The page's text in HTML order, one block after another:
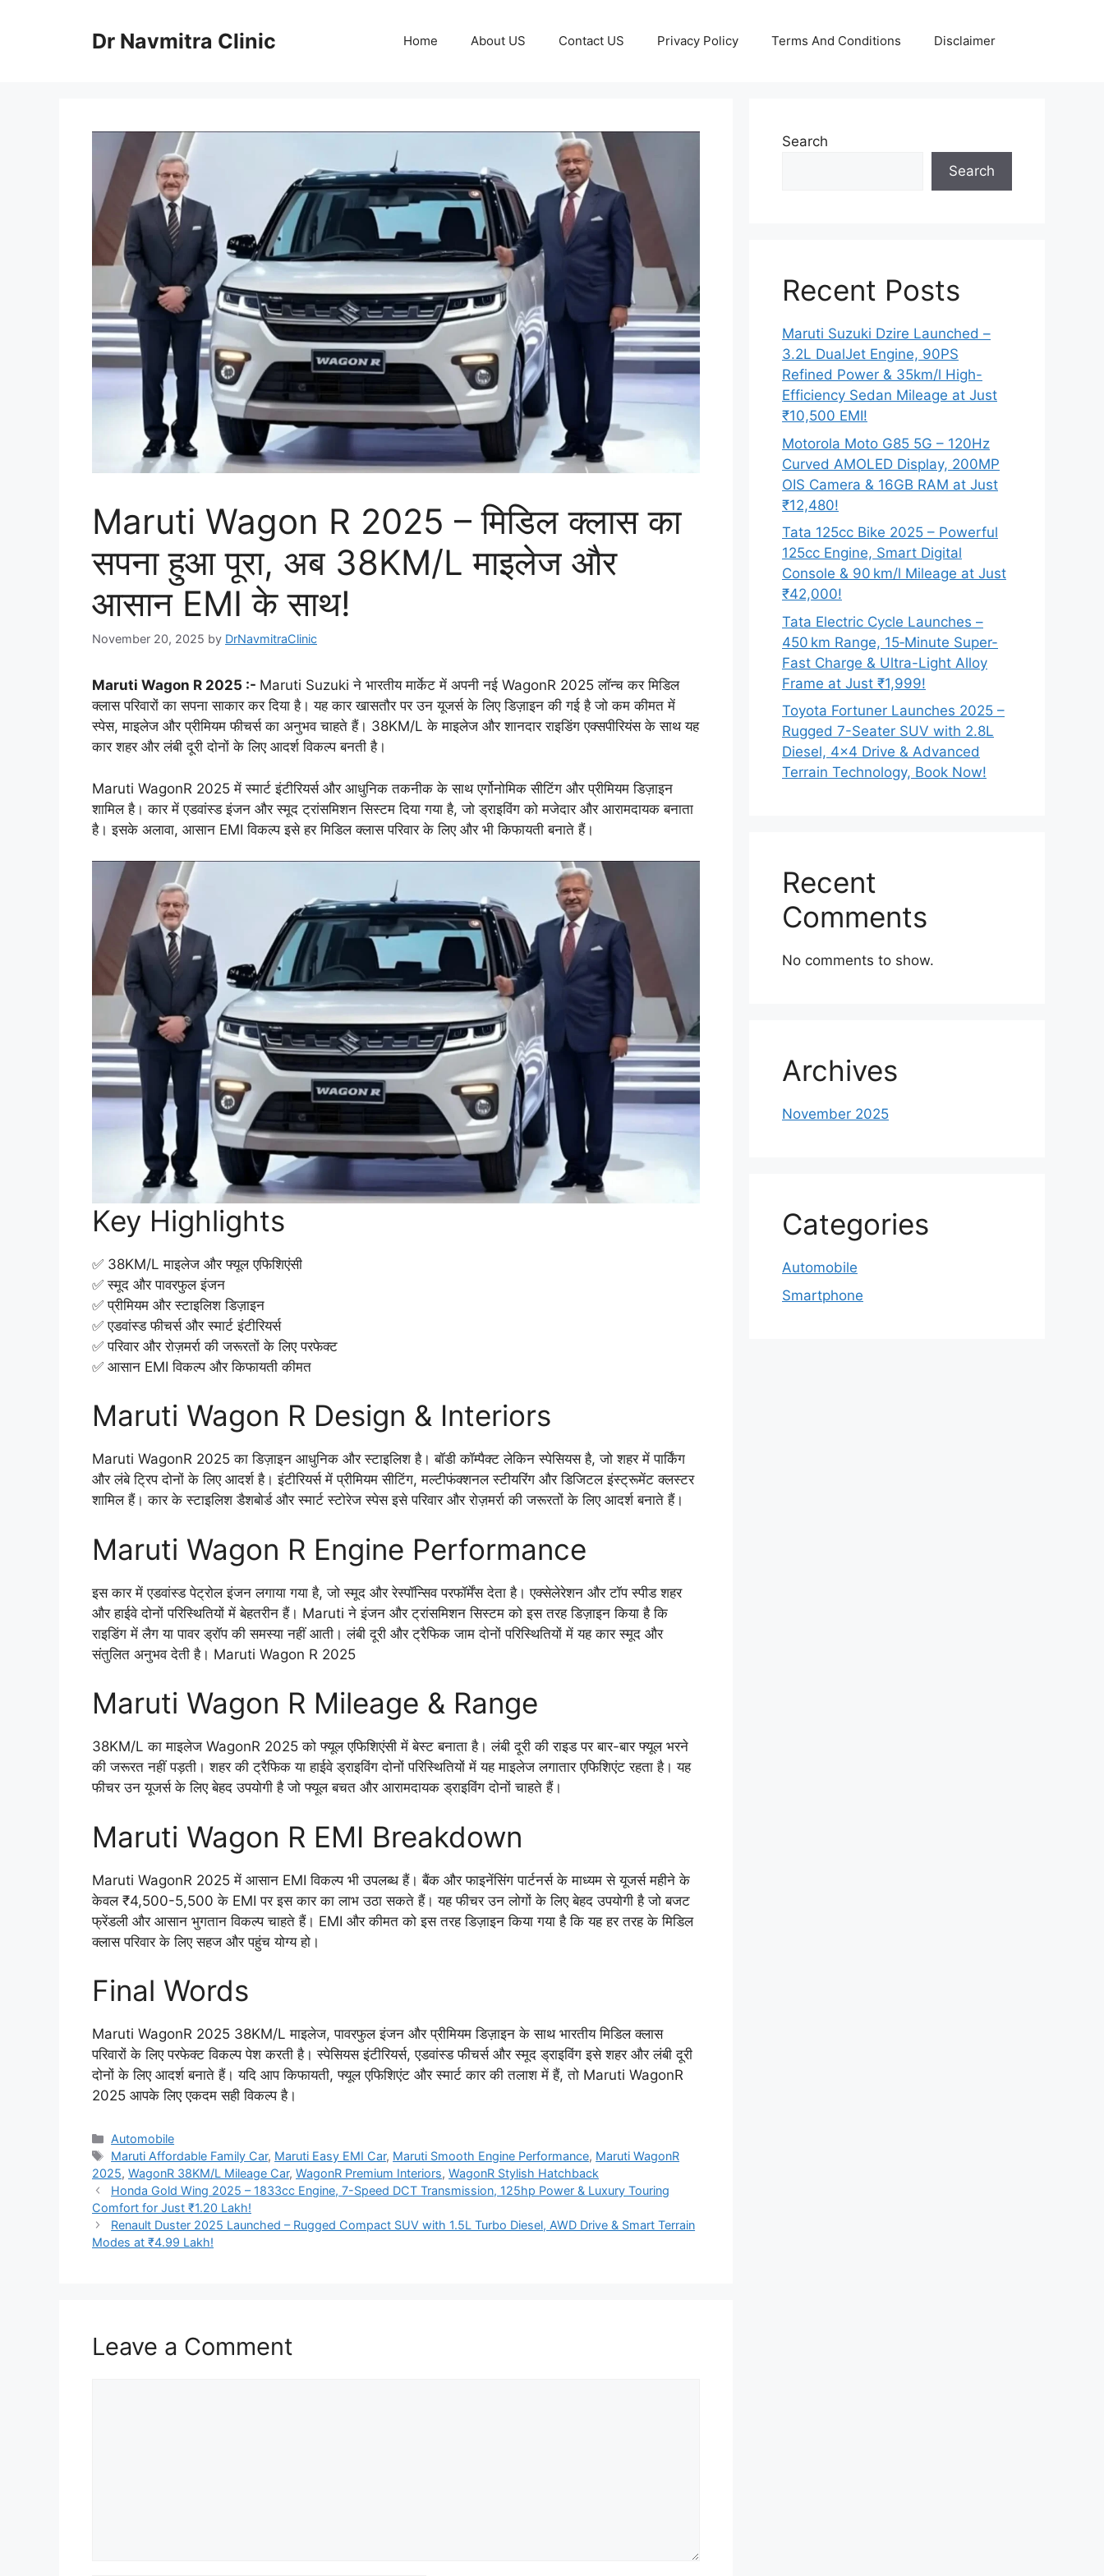
Dr Navmitra Clinic Home About US Contact US Privacy Policy Terms And Conditions Disclaimer
Maruti Wagon R 2025 – मिडिल क्लास का
सपना हुआ पूरा, अब 38KM/L माइलेज और
आसान EMI के साथ!
November 20, 2025 by DrNavmitraClinic
Maruti Wagon R 2025 :- Maruti Suzuki ने भारतीय मार्केट में अपनी नई WagonR 2025 लॉन्च कर मिडिल
क्लास परिवारों का सपना साकार कर दिया है। यह कार खासतौर पर उन यूजर्स के लिए डिज़ाइन की गई है जो कम कीमत में
स्पेस, माइलेज और प्रीमियम फीचर्स का अनुभव चाहते हैं। 38KM/L के माइलेज और शानदार राइडिंग एक्सपीरियंस के साथ यह
कार शहर और लंबी दूरी दोनों के लिए आदर्श विकल्प बनती है।
Maruti WagonR 2025 में स्मार्ट इंटीरियर्स और आधुनिक तकनीक के साथ एर्गोनोमिक सीटिंग और प्रीमियम डिज़ाइन
शामिल है। कार में एडवांस्ड इंजन और स्मूद ट्रांसमिशन सिस्टम दिया गया है, जो ड्राइविंग को मजेदार और आरामदायक बनाता
है। इसके अलावा, आसान EMI विकल्प इसे हर मिडिल क्लास परिवार के लिए और भी किफायती बनाते हैं।
Key Highlights
✅ 38KM/L माइलेज और फ्यूल एफिशिएंसी
✅ स्मूद और पावरफुल इंजन
✅ प्रीमियम और स्टाइलिश डिज़ाइन
✅ एडवांस्ड फीचर्स और स्मार्ट इंटीरियर्स
✅ परिवार और रोज़मर्रा की जरूरतों के लिए परफेक्ट
✅ आसान EMI विकल्प और किफायती कीमत
Maruti Wagon R Design & Interiors
Maruti WagonR 2025 का डिज़ाइन आधुनिक और स्टाइलिश है। बॉडी कॉम्पैक्ट लेकिन स्पेसियस है, जो शहर में पार्किंग
और लंबे ट्रिप दोनों के लिए आदर्श है। इंटीरियर्स में प्रीमियम सीटिंग, मल्टीफंक्शनल स्टीयरिंग और डिजिटल इंस्ट्रूमेंट क्लस्टर
शामिल हैं। कार के स्टाइलिश डैशबोर्ड और स्मार्ट स्टोरेज स्पेस इसे परिवार और रोज़मर्रा की जरूरतों के लिए आदर्श बनाते हैं।
Maruti Wagon R Engine Performance
इस कार में एडवांस्ड पेट्रोल इंजन लगाया गया है, जो स्मूद और रेस्पॉन्सिव परफॉर्मेंस देता है। एक्सेलेरेशन और टॉप स्पीड शहर
और हाईवे दोनों परिस्थितियों में बेहतरीन हैं। Maruti ने इंजन और ट्रांसमिशन सिस्टम को इस तरह डिज़ाइन किया है कि
राइडिंग में लैग या पावर ड्रॉप की समस्या नहीं आती। लंबी दूरी और ट्रैफिक जाम दोनों परिस्थितियों में यह कार स्मूद और
संतुलित अनुभव देती है। Maruti Wagon R 2025
Maruti Wagon R Mileage & Range
38KM/L का माइलेज WagonR 2025 को फ्यूल एफिशिएंसी में बेस्ट बनाता है। लंबी दूरी की राइड पर बार-बार फ्यूल भरने
की जरूरत नहीं पड़ती। शहर की ट्रैफिक या हाईवे ड्राइविंग दोनों परिस्थितियों में यह माइलेज लगातार एफिशिएंट रहता है। यह
फीचर उन यूजर्स के लिए बेहद उपयोगी है जो फ्यूल बचत और आरामदायक ड्राइविंग दोनों चाहते हैं।
Maruti Wagon R EMI Breakdown
Maruti WagonR 2025 में आसान EMI विकल्प भी उपलब्ध हैं। बैंक और फाइनेंसिंग पार्टनर्स के माध्यम से यूजर्स महीने के
केवल ₹4,500-5,500 के EMI पर इस कार का लाभ उठा सकते हैं। यह फीचर उन लोगों के लिए बेहद उपयोगी है जो बजट
फ्रेंडली और आसान भुगतान विकल्प चाहते हैं। EMI और कीमत को इस तरह डिज़ाइन किया गया है कि यह हर तरह के मिडिल
क्लास परिवार के लिए सहज और पहुंच योग्य हो।
Final Words
Maruti WagonR 2025 38KM/L माइलेज, पावरफुल इंजन और प्रीमियम डिज़ाइन के साथ भारतीय मिडिल क्लास
परिवारों के लिए परफेक्ट विकल्प पेश करती है। स्पेसियस इंटीरियर्स, एडवांस्ड फीचर्स और स्मूद ड्राइविंग इसे शहर और लंबी दूरी
दोनों के लिए आदर्श बनाते हैं। यदि आप किफायती, फ्यूल एफिशिएंट और स्मार्ट कार की तलाश में हैं, तो Maruti WagonR
2025 आपके लिए एकदम सही विकल्प है।
Categories
Automobile
Tags
Maruti Affordable Family Car, Maruti Easy EMI Car, Maruti Smooth Engine Performance, Maruti WagonR
2025, WagonR 38KM/L Mileage Car, WagonR Premium Interiors, WagonR Stylish Hatchback
Honda Gold Wing 2025 – 1833cc Engine, 7-Speed DCT Transmission, 125hp Power & Luxury Touring
Comfort for Just ₹1.20 Lakh!
Renault Duster 2025 Launched – Rugged Compact SUV with 1.5L Turbo Diesel, AWD Drive & Smart Terrain
Modes at ₹4.99 Lakh!
Leave a Comment
Search
Search
Recent Posts
Maruti Suzuki Dzire Launched –
3.2L DualJet Engine, 90PS
Refined Power & 35km/l High-
Efficiency Sedan Mileage at Just
₹10,500 EMI!
Motorola Moto G85 5G – 120Hz
Curved AMOLED Display, 200MP
OIS Camera & 16GB RAM at Just
₹12,480!
Tata 125cc Bike 2025 – Powerful
125cc Engine, Smart Digital
Console & 90 km/l Mileage at Just
₹42,000!
Tata Electric Cycle Launches –
450 km Range, 15‑Minute Super-
Fast Charge & Ultra-Light Alloy
Frame at Just ₹1,999!
Toyota Fortuner Launches 2025 –
Rugged 7-Seater SUV with 2.8L
Diesel, 4×4 Drive & Advanced
Terrain Technology, Book Now!
Recent
Comments
No comments to show.
Archives
November 2025
Categories
Automobile
Smartphone